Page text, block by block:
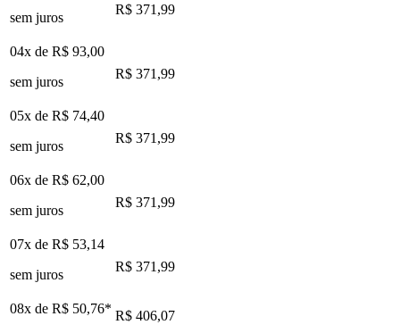
sem juros
R$ 371,99
04x de R$ 93,00
sem juros
R$ 371,99
05x de R$ 74,40
sem juros
R$ 371,99
06x de R$ 62,00
sem juros
R$ 371,99
07x de R$ 53,14
sem juros
R$ 371,99
08x de R$ 50,76* R$ 406,07